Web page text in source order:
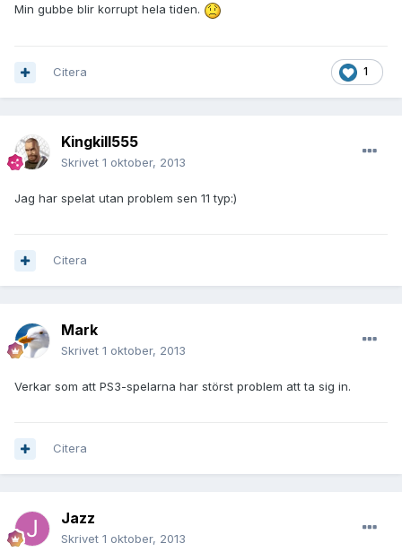
Min gubbe blir korrupt hela tiden.
1
Citera
Kingkill555
Skrivet 1 oktober, 2013
Jag har spelat utan problem sen 11 typ:)
Citera
Mark
Skrivet 1 oktober, 2013
Verkar som att PS3-spelarna har störst problem att ta sig in.
Citera
Jazz
Skrivet 1 oktober, 2013